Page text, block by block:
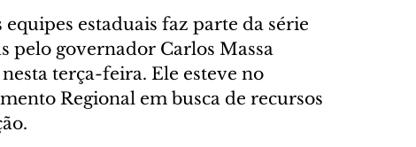
estaduais faz parte da série
pelo governador Carlos Massa
terça-feira. Ele esteve no
Regional em busca de recursos